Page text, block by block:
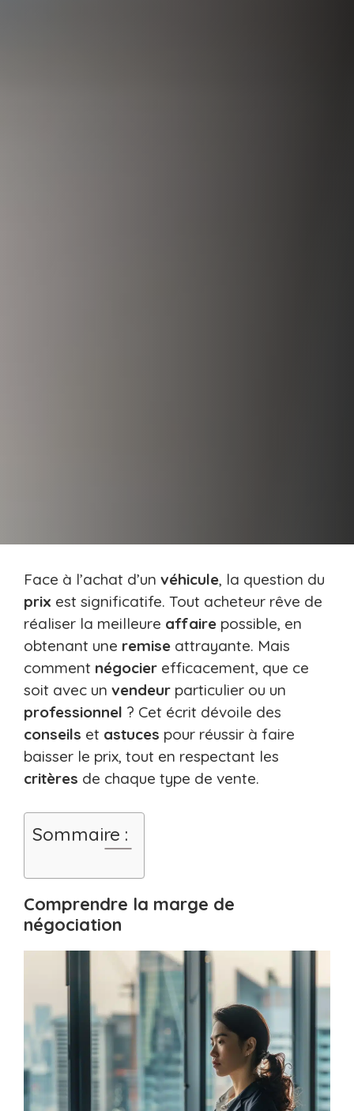
Face à l’achat d’un véhicule, la question du
prix est significatife. Tout acheteur rêve de
réaliser la meilleure affaire possible, en
obtenant une remise attrayante. Mais
comment négocier efficacement, que ce
soit avec un vendeur particulier ou un
professionnel ? Cet écrit dévoile des
conseils et astuces pour réussir à faire
baisser le prix, tout en respectant les
critères de chaque type de vente.
Sommaire :
Comprendre la marge de
négociation